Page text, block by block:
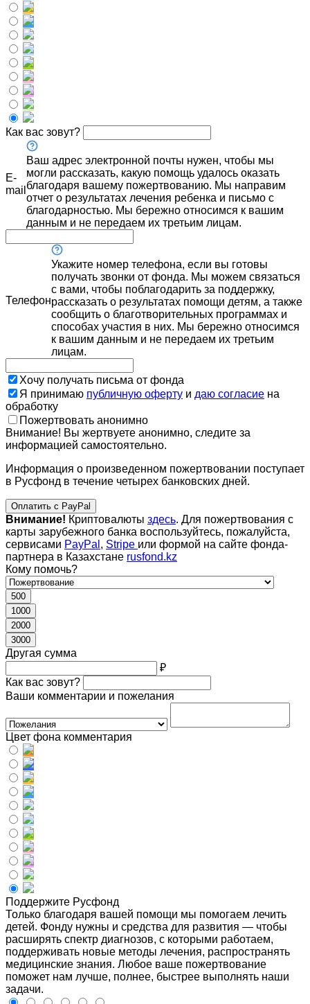
Как вас зовут?
E-
mail
Ваш адрес электронной почты нужен, чтобы мы
могли рассказать, какую помощь удалось оказать
благодаря вашему пожертвованию. Мы направим
отчет о результатах лечения ребенка и письмо с
благодарностью. Мы бережно относимся к вашим
данным и не передаем их третьим лицам.
Телефон
Укажите номер телефона, если вы готовы
получать звонки от фонда. Мы можем связаться
с вами, чтобы поблагодарить за поддержку,
рассказать о результатах помощи детям, а также
сообщить о благотворительных программах и
способах участия в них. Мы бережно относимся
к вашим данным и не передаем их третьим
лицам.
Хочу получать письма от фонда
Я принимаю публичную оферту и даю согласие на
обработку
Пожертвовать анонимно
Внимание! Вы жертвуете анонимно, следите за
информацией самостоятельно.
Информация о произведенном пожертвовании поступает
в Русфонд в течение четырех банковских дней.
Оплатить с PayPal
Внимание! Криптовалюты здесь. Для пожертвования с
карты зарубежного банка воспользуйтесь, пожалуйста,
сервисами PayPal , Stripe или формой на сайте фонда-
партнера в Казахстане rusfond.kz
Кому помочь?
500
1000
2000
3000
Другая сумма
₽
Как вас зовут?
Ваши комментарии и пожелания
Цвет фона комментария
Поддержите Русфонд
Только благодаря вашей помощи мы помогаем лечить
детей. Фонду нужны и средства для развития — чтобы
расширять спектр диагнозов, с которыми работаем,
поддерживать новые методы лечения, распространять
медицинские знания. Любое ваше пожертвование
поможет нам лучше, полнее, быстрее выполнять наши
задачи.